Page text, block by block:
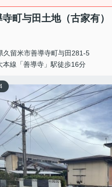
町与田土地（古家有）
久留米市善導寺町与田 281-5
本線「善導寺」駅徒歩16分